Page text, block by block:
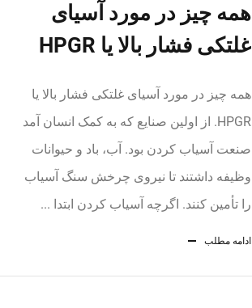
همه چیز در مورد آسیای
غلتکی فشار بالا یا HPGR
همه چیز در مورد آسیای غلتکی فشار بالا یا
HPGR. از اولین صنایع که به کمک انسان آمد
صنعت آسیاب کردن بود. آب، باد و حیوانات
وظیفه داشتند تا نیروی چرخش سنگ آسیاب
را تأمین کنند. اگرچه آسیاب کردن ابتدا ...
ادامه مطلب